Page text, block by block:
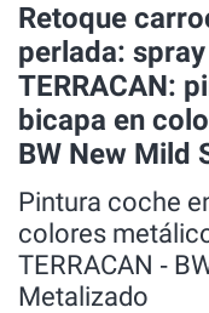
Retoque
perlada:
TERRACAN:
bicapa en
BW New Mild
Pintura coche
colores
TERRACAN ‐
Metalizado